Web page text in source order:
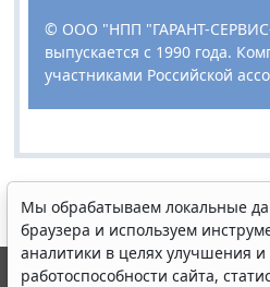
© ООО "НПП "ГАРАНТ-
выпускается с 1990 года.
участниками Российской
Мы обрабатываем локальные
браузера и используем
аналитики в целях улучшения и
работоспособности сайта,